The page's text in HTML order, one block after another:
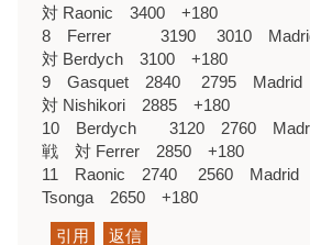
対 Raonic 3400 +180
8 Ferrer 3190 3010
対 Berdych 3100 +180
9 Gasquet 2840 2795
対 Nishikori 2885 +180
10 Berdych 3120 2760
戦 対 Ferrer 2850 +180
11 Raonic 2740 2560
Tsonga 2650 +180
引用 返信